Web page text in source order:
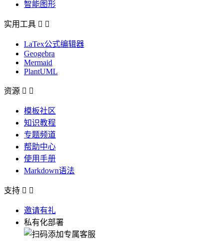
智能图形
实用工具  
LaTex公式编辑器
Geogebra
Mermaid
PlantUML
资源  
模板社区
知识教程
专题频道
帮助中心
使用手册
Markdown语法
支持  
邀请有礼
私有化部署